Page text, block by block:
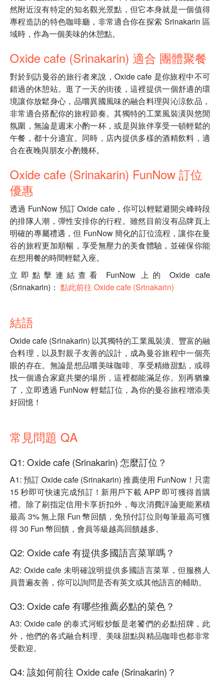
然附近沒有特定的知名觀光景點，但它本身就是一個值得
專程造訪的特色咖啡廳，非常適合你在探索 Srinakarin 區
域時，作為一個美味的休憩點。
Oxide cafe (Srinakarin) 適合 團體聚餐
對於到訪曼谷的旅行者來說，Oxide cafe 是你旅程中不可
錯過的休憩站。逛了一天的街後，這裡提供一個舒適的環
境讓你放鬆身心，品嚐異國風味的融合料理與沁涼飲品，
非常適合搭配你的旅程節奏。其獨特的工業風裝潢與悠閒
氛圍，無論是週末小酌一杯，或是與旅伴享受一頓輕鬆的
午餐，都十分適宜。同時，店內提供多樣的酒精飲料，適
合在夜晚與朋友小酌幾杯。
Oxide cafe (Srinakarin) FunNow 訂位
優惠
透過 FunNow 預訂 Oxide cafe，你可以輕鬆避開尖峰時段
的排隊人潮，彈性安排你的行程。雖然目前沒有品牌頁上
明確的專屬禮遇，但 FunNow 簡化的訂位流程，讓你在曼
谷的旅程更加順暢，享受無壓力的美食體驗，並確保你能
在想用餐的時間輕鬆入座。
立即點擊連結查看 FunNow 上的 Oxide cafe
(Srinakarin)： 點此前往 Oxide cafe (Srinakarin)
結語
Oxide cafe (Srinakarin) 以其獨特的工業風裝潢、豐富的融
合料理，以及對親子友善的設計，成為曼谷旅程中一個亮
眼的存在。無論是想品嚐美味咖啡、享受精緻甜點，或尋
找一個適合家庭共樂的場所，這裡都能滿足你。別再猶豫
了，立即透過 FunNow 輕鬆訂位，為你的曼谷旅程增添美
好回憶！
常見問題 QA
Q1: Oxide cafe (Srinakarin) 怎麼訂位？
A1: 預訂 Oxide cafe (Srinakarin) 推薦使用 FunNow！只需
15 秒即可快速完成預訂！新用戶下載 APP 即可獲得首購
禮。除了刷指定信用卡享折扣外，每次消費評論更能累積
最高 3% 無上限 Fun 幣回饋，免預付訂位則每筆最高可獲
得 30 Fun 幣回饋，會員等級越高回饋越多。
Q2: Oxide cafe 有提供多國語言菜單嗎？
A2: Oxide cafe 未明確說明提供多國語言菜單，但服務人
員普遍友善，你可以詢問是否有英文或其他語言的輔助。
Q3: Oxide cafe 有哪些推薦必點的菜色？
A3: Oxide cafe 的泰式河蝦炒飯是老饕們的必點招牌，此
外，他們的各式融合料理、美味甜點與精品咖啡也都非常
受歡迎。
Q4: 該如何前往 Oxide cafe (Srinakarin)？